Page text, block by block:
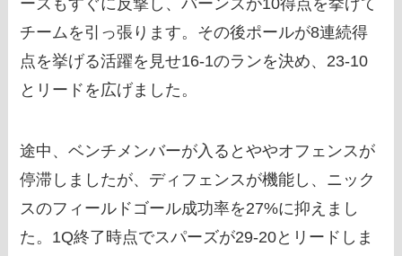
ーズもすぐに反撃し、バーンズが10得点を挙げて
チームを引っ張ります。その後ポールが8連続得
点を挙げる活躍を見せ16-1のランを決め、23-10
とリードを広げました。
途中、ベンチメンバーが入るとややオフェンスが
停滞しましたが、ディフェンスが機能し、ニック
スのフィールドゴール成功率を27%に抑えまし
た。1Q終了時点でスパーズが29-20とリードしま